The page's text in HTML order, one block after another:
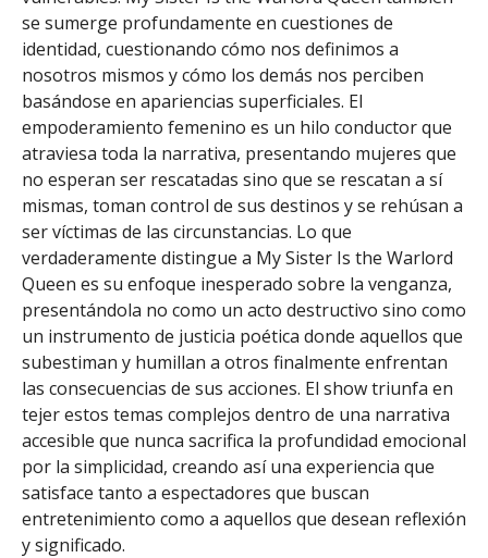
se sumerge profundamente en cuestiones de
identidad, cuestionando cómo nos definimos a
nosotros mismos y cómo los demás nos perciben
basándose en apariencias superficiales. El
empoderamiento femenino es un hilo conductor que
atraviesa toda la narrativa, presentando mujeres que
no esperan ser rescatadas sino que se rescatan a sí
mismas, toman control de sus destinos y se rehúsan a
ser víctimas de las circunstancias. Lo que
verdaderamente distingue a My Sister Is the Warlord
Queen es su enfoque inesperado sobre la venganza,
presentándola no como un acto destructivo sino como
un instrumento de justicia poética donde aquellos que
subestiman y humillan a otros finalmente enfrentan
las consecuencias de sus acciones. El show triunfa en
tejer estos temas complejos dentro de una narrativa
accesible que nunca sacrifica la profundidad emocional
por la simplicidad, creando así una experiencia que
satisface tanto a espectadores que buscan
entretenimiento como a aquellos que desean reflexión
y significado.